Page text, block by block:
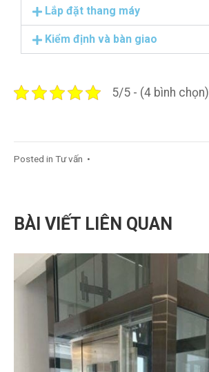
Lắp đặt thang máy
Kiểm định và bàn giao
5/5 - (4 bình chọn)
Posted in Tư vấn •
BÀI VIẾT LIÊN QUAN